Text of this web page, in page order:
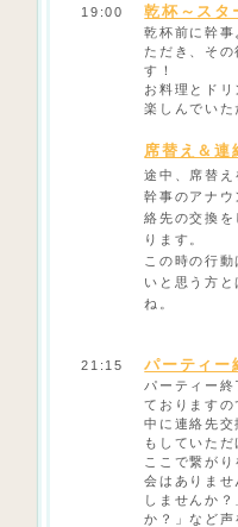
19:00 乾杯～スタ
乾杯前に幹
ただき、そ
す！
お料理とド
楽しんでいた
席替え＆連
途中、席替え
幹事のアナウ
絡先の交換を
ります。
この時の行
いと思う方
ね。
21:15 パーティー
パーティー
ておりますの
中に連絡先交
もしていただ
ここで繋が
会はありま
しませんか
か？」など声